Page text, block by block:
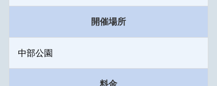
開催場所
中部公園